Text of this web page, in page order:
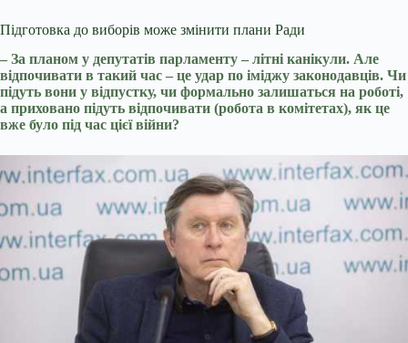
Підготовка до виборів може змінити плани Ради
– За планом у депутатів парламенту – літні канікули. Але
відпочивати в такий час – це удар по іміджу законодавців. Чи
підуть вони у відпустку, чи формально залишаться на роботі,
а приховано підуть відпочивати (робота в комітетах), як це
вже було під час цієї війни?